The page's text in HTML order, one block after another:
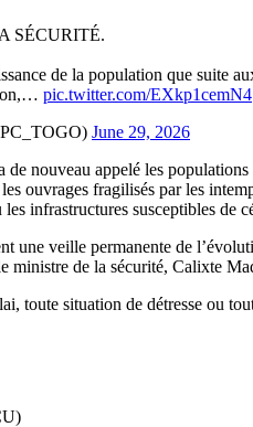
SÉCURITÉ.
de la population que suite
pic.twitter.com/EXkp1cemN4
June 29, 2026
nouveau appelé les
ouvrages fragilisés par les
infrastructures susceptibles de
une veille permanente de
ministre de la sécurité, Calixte
toute situation de détresse ou